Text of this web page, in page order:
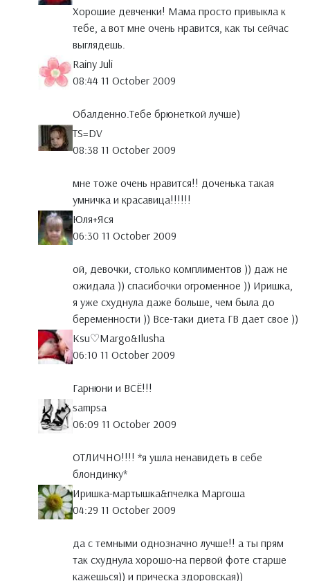
Хорошие девченки! Мама просто привыкла к
тебе, а вот мне очень нравится, как ты сейчас
выглядешь.
Rainy Juli
08:44 11 October 2009
Обалденно.Тебе брюнеткой лучше)
TS=DV
08:38 11 October 2009
мне тоже очень нравится!! доченька такая
умничка и красавица!!!!!!
Юля+Яся
06:30 11 October 2009
ой, девочки, столько комплиментов )) даж не
ожидала )) спасибочки огроменное )) Иришка,
я уже схуднула даже больше, чем была до
беременности )) Все-таки диета ГВ дает свое ))
Ksu♡Margo&Ilusha
06:10 11 October 2009
Гарнюни и ВСЁ!!!
sampsa
06:09 11 October 2009
ОТЛИЧНО!!!! *я ушла ненавидеть в себе
блондинку*
Иришка-мартышка&пчелка Маргоша
04:29 11 October 2009
да с темными однозначно лучше!! а ты прям
так схуднула хорошо-на первой фоте старше
кажешься)) и прическа здоровская))